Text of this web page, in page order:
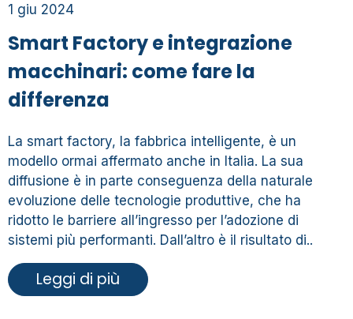
1 giu 2024
Smart Factory e integrazione
macchinari: come fare la
differenza
La smart factory, la fabbrica intelligente, è un
modello ormai affermato anche in Italia. La sua
diffusione è in parte conseguenza della naturale
evoluzione delle tecnologie produttive, che ha
ridotto le barriere all’ingresso per l’adozione di
sistemi più performanti. Dall’altro è il risultato di..
Leggi di più